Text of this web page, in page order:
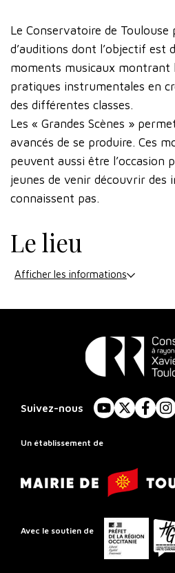
Le Conservatoire de
d’auditions dont l’objectif est
moments musicaux montrant
pratiques instrumentales en
des différentes classes.
Les « Grandes Scènes »
avancés de se produire. Ces
peuvent aussi être l’occasion
jeunes de venir découvrir des
connaissent pas.
Le lieu
Afficher les informations
Rayonnement
Régional
Toulouse
Suivez-nous
YouTube
X
Un établissement de
Mairie
de
Avec le soutien de
Préfet
de
la